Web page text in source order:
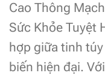
Cao Thông
Sức Khỏe Tuyệt
hợp giữa tinh
biến hiện đại.